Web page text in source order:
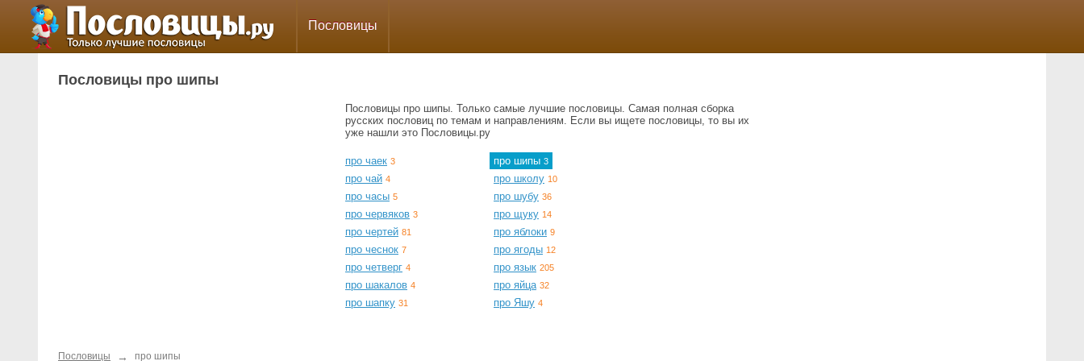
Пословицы
Пословицы про шипы
Пословицы про шипы. Только самые лучшие пословицы. Самая полная сборка
русских пословиц по темам и направлениям. Если вы ищете пословицы, то вы их
уже нашли это Пословицы.ру
про чаек 3
про чай 4
про часы 5
про червяков 3
про чертей 81
про чеснок 7
про четверг 4
про шакалов 4
про шапку 31
про шипы 3
про школу 10
про шубу 36
про щуку 14
про яблоки 9
про ягоды 12
про язык 205
про яйца 32
про Яшу 4
Пословицы → про шипы